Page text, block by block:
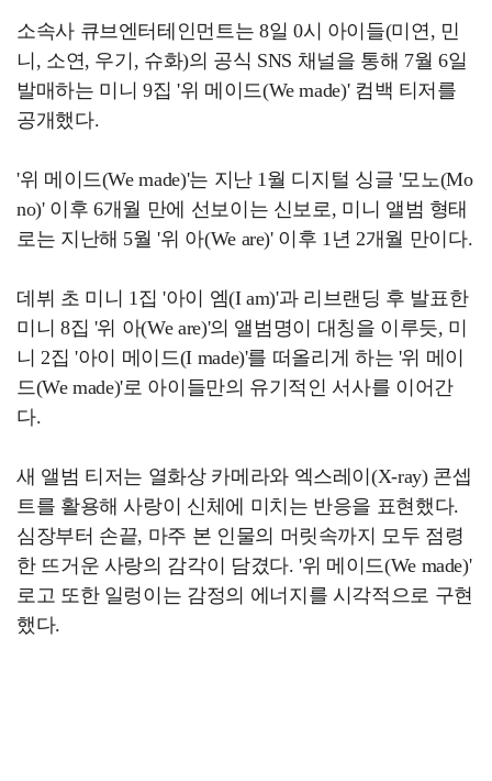
소속사 큐브엔터테인먼트는 8일 0시 아이들(미연, 민
니, 소연, 우기, 슈화)의 공식 SNS 채널을 통해 7월 6일
발매하는 미니 9집 '위 메이드(We made)' 컴백 티저를
공개했다.
'위 메이드(We made)'는 지난 1월 디지털 싱글 '모노(Mo
no)' 이후 6개월 만에 선보이는 신보로, 미니 앨범 형태
로는 지난해 5월 '위 아(We are)' 이후 1년 2개월 만이다.
데뷔 초 미니 1집 '아이 엠(I am)'과 리브랜딩 후 발표한
미니 8집 '위 아(We are)'의 앨범명이 대칭을 이루듯, 미
니 2집 '아이 메이드(I made)'를 떠올리게 하는 '위 메이
드(We made)'로 아이들만의 유기적인 서사를 이어간
다.
새 앨범 티저는 열화상 카메라와 엑스레이(X-ray) 콘셉
트를 활용해 사랑이 신체에 미치는 반응을 표현했다.
심장부터 손끝, 마주 본 인물의 머릿속까지 모두 점령
한 뜨거운 사랑의 감각이 담겼다. '위 메이드(We made)'
로고 또한 일렁이는 감정의 에너지를 시각적으로 구현
했다.